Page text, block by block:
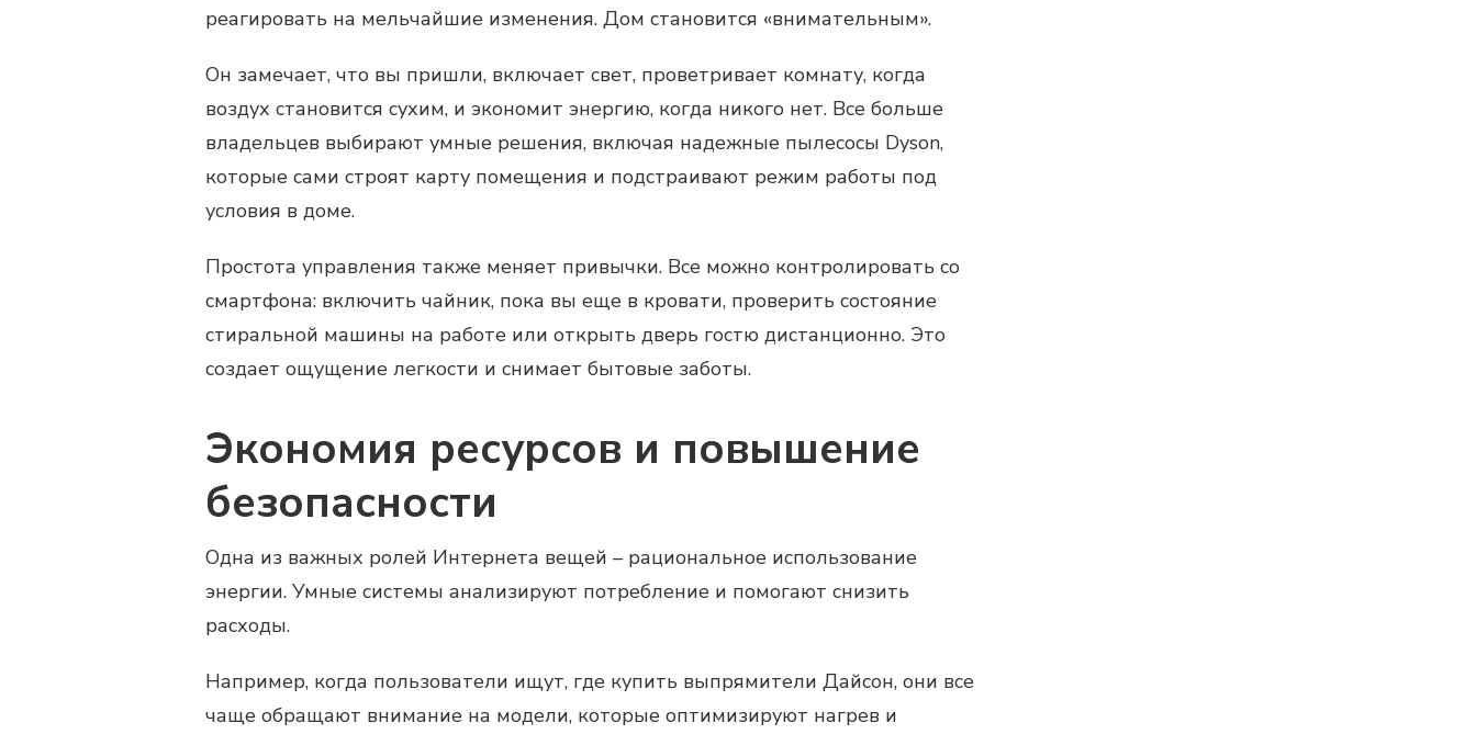
реагировать на мельчайшие изменения. Дом становится «внимательным».
Он замечает, что вы пришли, включает свет, проветривает комнату, когда
воздух становится сухим, и экономит энергию, когда никого нет. Все больше
владельцев выбирают умные решения, включая надежные пылесосы Dyson,
которые сами строят карту помещения и подстраивают режим работы под
условия в доме.
Простота управления также меняет привычки. Все можно контролировать со
смартфона: включить чайник, пока вы еще в кровати, проверить состояние
стиральной машины на работе или открыть дверь гостю дистанционно. Это
создает ощущение легкости и снимает бытовые заботы.
Экономия ресурсов и повышение
безопасности
Одна из важных ролей Интернета вещей – рациональное использование
энергии. Умные системы анализируют потребление и помогают снизить
расходы.
Например, когда пользователи ищут, где купить выпрямители Дайсон, они все
чаще обращают внимание на модели, которые оптимизируют нагрев и